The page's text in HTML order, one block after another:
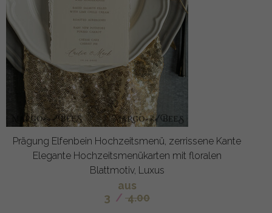
Prägung Elfenbein Hochzeitsmenü, zerrissene Kante
Elegante Hochzeitsmenükarten mit floralen
Blattmotiv, Luxus
aus
3 / 4.00